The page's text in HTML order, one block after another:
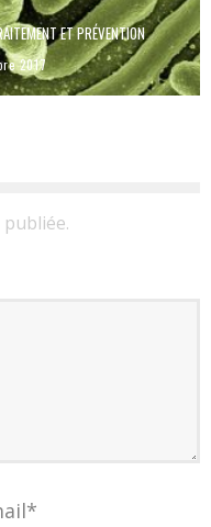
ET PRÉVENTION
2017
*